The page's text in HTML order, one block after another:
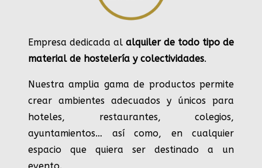
Empresa dedicada al alquiler de todo tipo de
material de hostelería y colectividades.
Nuestra amplia gama de productos permite
crear ambientes adecuados y únicos para
hoteles, restaurantes, colegios,
ayuntamientos… así como, en cualquier
espacio que quiera ser destinado a un